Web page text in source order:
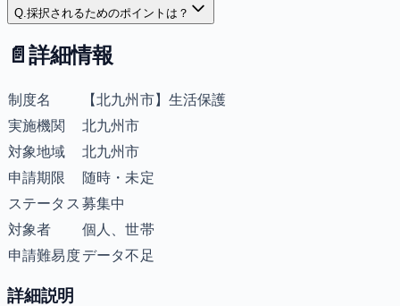
Q.採択されるためのポイントは？
📄 詳細情報
制度名
【北九州市】生活保護
実施機関
北九州市
対象地域
北九州市
申請期限
随時・未定
ステータス 募集中
対象者
個人、世帯
申請難易度データ不足
詳細説明